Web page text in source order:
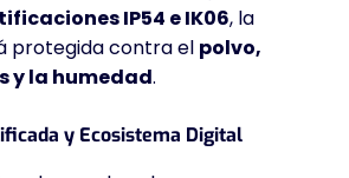
IP54 e IK06, la
protegida contra el polvo,
y la humedad.
y Ecosistema Digital